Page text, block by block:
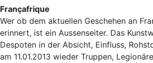
Françafrique
Wer ob dem aktuellen Geschehen an
erinnert, ist ein Aussenseiter. Das
Despoten in der Absicht, Einfluss,
am 11.01.2013 wieder Truppen,